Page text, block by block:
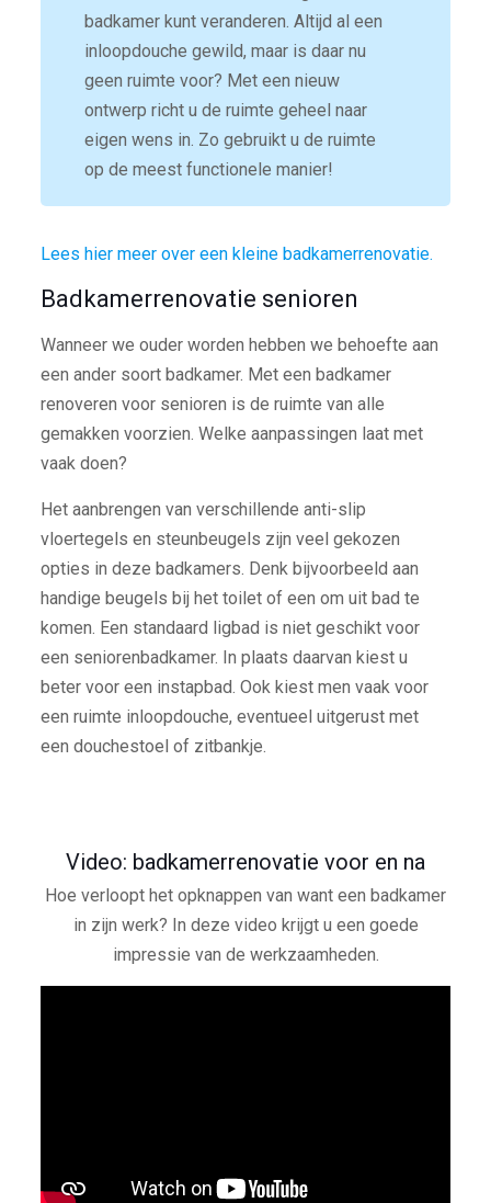
badkamer kunt veranderen. Altijd al een
inloopdouche gewild, maar is daar nu
geen ruimte voor? Met een nieuw
ontwerp richt u de ruimte geheel naar
eigen wens in. Zo gebruikt u de ruimte
op de meest functionele manier!
Lees hier meer over een kleine badkamerrenovatie.
Badkamerrenovatie senioren
Wanneer we ouder worden hebben we behoefte aan
een ander soort badkamer. Met een badkamer
renoveren voor senioren is de ruimte van alle
gemakken voorzien. Welke aanpassingen laat met
vaak doen?
Het aanbrengen van verschillende anti-slip
vloertegels en steunbeugels zijn veel gekozen
opties in deze badkamers. Denk bijvoorbeeld aan
handige beugels bij het toilet of een om uit bad te
komen. Een standaard ligbad is niet geschikt voor
een seniorenbadkamer. In plaats daarvan kiest u
beter voor een instapbad. Ook kiest men vaak voor
een ruimte inloopdouche, eventueel uitgerust met
een douchestoel of zitbankje.
Video: badkamerrenovatie voor en na
Hoe verloopt het opknappen van want een badkamer
in zijn werk? In deze video krijgt u een goede
impressie van de werkzaamheden.